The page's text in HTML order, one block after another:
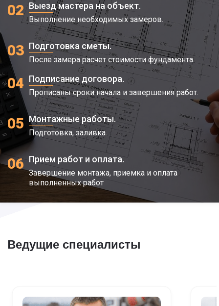
02 Выезд мастера на объект.
Выполнение необходимых замеров.
03 Подготовка сметы.
После замера расчет стоимости фундамента.
04 Подписание договора.
Прописаны сроки начала и завершения работ.
05 Монтажные работы.
Подготовка, заливка.
06 Прием работ и оплата.
Завершение монтажа, приемка и оплата
выполненных работ
Ведущие специалисты